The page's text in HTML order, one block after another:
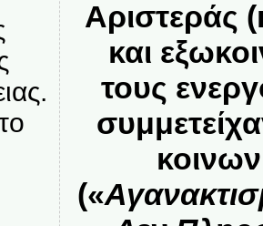
Αριστεράς
και
τους
(«